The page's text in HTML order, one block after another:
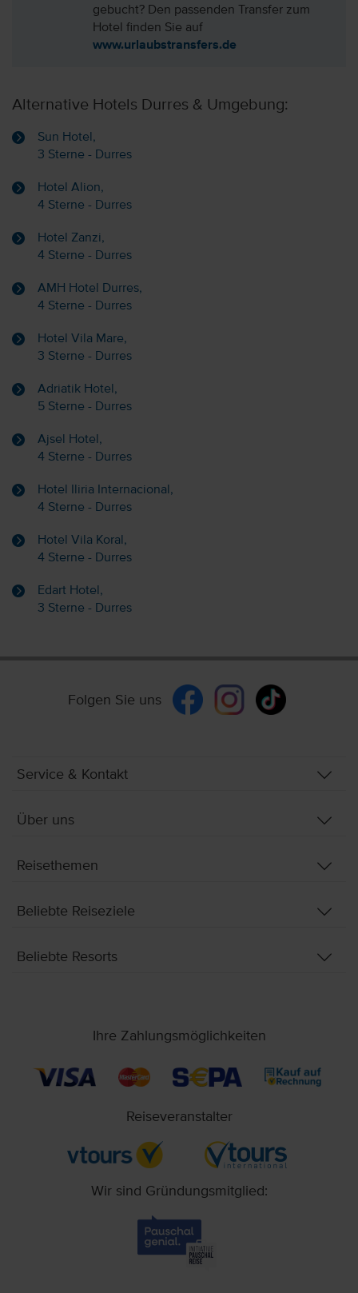
gebucht? Den passenden Transfer zum
Hotel finden Sie auf
www.urlaubstransfers.de
Alternative Hotels Durres & Umgebung:
Sun Hotel,
3 Sterne - Durres
Hotel Alion,
4 Sterne - Durres
Hotel Zanzi,
4 Sterne - Durres
AMH Hotel Durres,
4 Sterne - Durres
Hotel Vila Mare,
3 Sterne - Durres
Adriatik Hotel,
5 Sterne - Durres
Ajsel Hotel,
4 Sterne - Durres
Hotel Iliria Internacional,
4 Sterne - Durres
Hotel Vila Koral,
4 Sterne - Durres
Edart Hotel,
3 Sterne - Durres
Folgen Sie uns
Service & Kontakt
Über uns
Reisethemen
Beliebte Reiseziele
Beliebte Resorts
Ihre Zahlungsmöglichkeiten
Reiseveranstalter
Wir sind Gründungsmitglied: